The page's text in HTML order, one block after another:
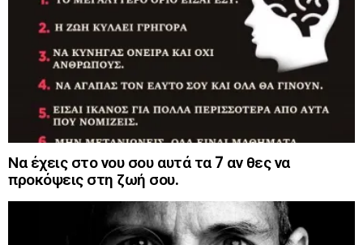
Να έχεις στο νου σου αυτά τα 7 αν θες να
προκόψεις στη ζωή σου.